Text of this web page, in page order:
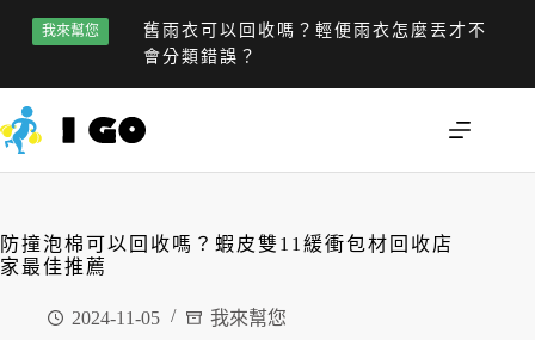
我來幫您
舊雨衣可以回收嗎？輕便雨衣怎麼丟才不
會分類錯誤？
防撞泡棉可以回收嗎？蝦皮雙11緩衝包材回收店
家最佳推薦
2024-11-05 我來幫您